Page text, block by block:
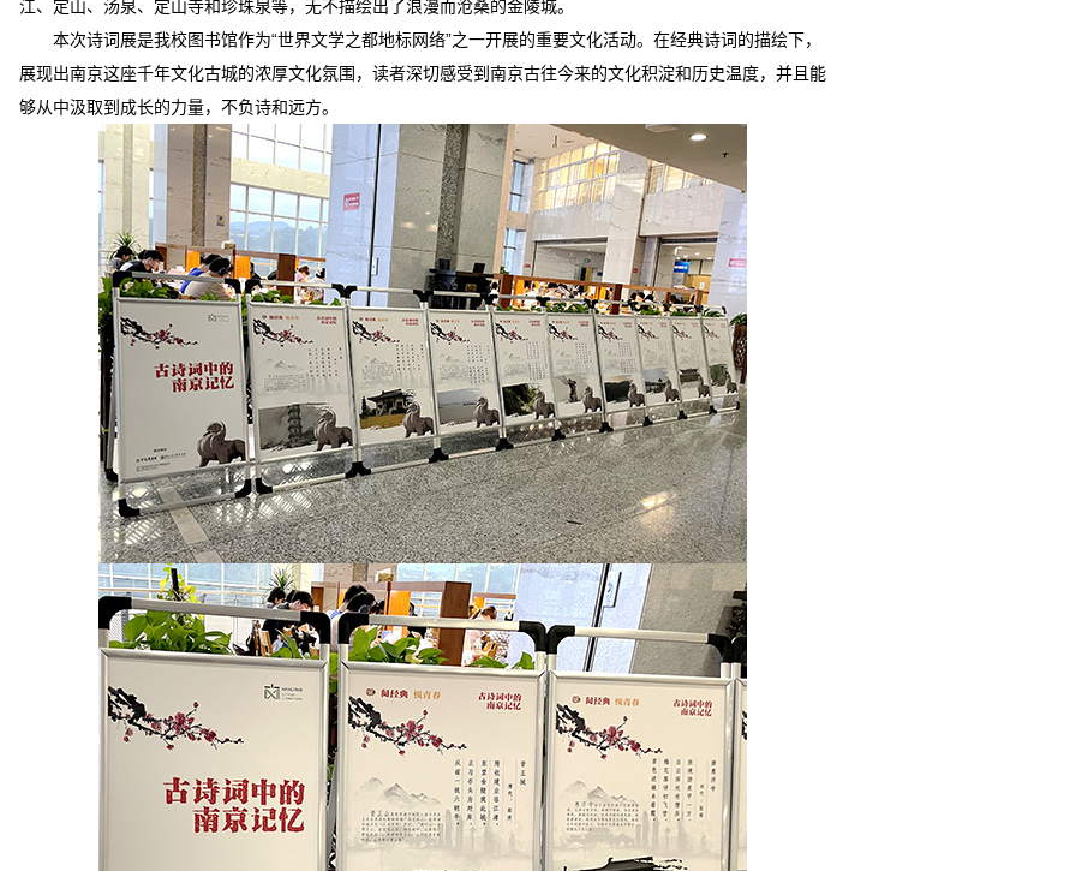
江、定山、汤泉、定山寺和珍珠泉等，无不描绘出了浪漫而沧桑的金陵城。
本次诗词展是我校图书馆作为“世界文学之都地标网络”之一开展的重要文化活动。在经典诗词的描绘下，
展现出南京这座千年文化古城的浓厚文化氛围，读者深切感受到南京古往今来的文化积淀和历史温度，并且能
够从中汲取到成长的力量，不负诗和远方。